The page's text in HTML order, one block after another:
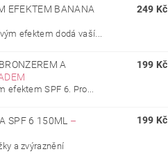
EFEKTEM BANANA
efektem dodá vaší...
249 Kč
A
SPF 6. Pro...
199 Kč
SPF 6 150ML –
a zvýraznění
199 Kč